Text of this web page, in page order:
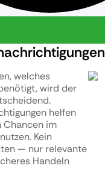
welches
wird der
helfen
Chancen im
Kein
— nur relevante
Handeln